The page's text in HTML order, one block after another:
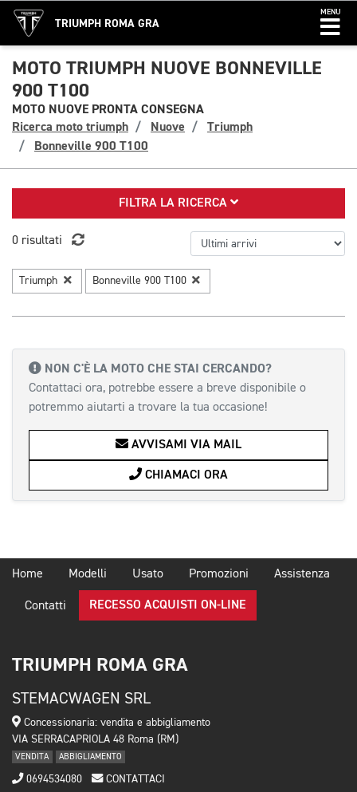
TRIUMPH ROMA GRA
MENU
MOTO TRIUMPH NUOVE BONNEVILLE
900 T100
MOTO NUOVE PRONTA CONSEGNA
Ricerca moto triumph
Nuove
Triumph
Bonneville 900 T100
FILTRA LA RICERCA
0 risultati
Triumph Bonneville 900 T100
NON C'È LA MOTO CHE STAI CERCANDO?
Contattaci ora, potrebbe essere a breve disponibile o
potremmo aiutarti a trovare la tua occasione!
AVVISAMI VIA MAIL
CHIAMACI ORA
Home Modelli Usato Promozioni Assistenza
Contatti RECESSO ACQUISTI ON-LINE
TRIUMPH ROMA GRA
STEMACWAGEN SRL
Concessionaria: vendita e abbigliamento
VIA SERRACAPRIOLA 48 Roma (RM)
VENDITA ABBIGLIAMENTO
0694534080 CONTATTACI